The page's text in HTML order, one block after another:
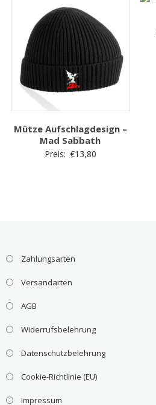
Mütze Aufschlagdesign –
Mad Sabbath
Preis: €13,80
Zahlungsarten
Versandarten
AGB
Widerrufsbelehrung
Datenschutzbelehrung
Cookie-Richtlinie (EU)
Impressum